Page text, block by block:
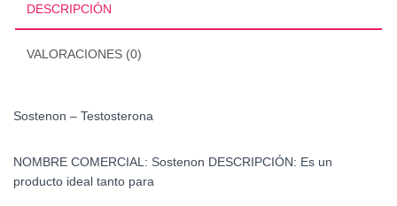
DESCRIPCIÓN
VALORACIONES (0)
Sostenon – Testosterona
NOMBRE COMERCIAL: Sostenon DESCRIPCIÓN: Es un
producto ideal tanto para